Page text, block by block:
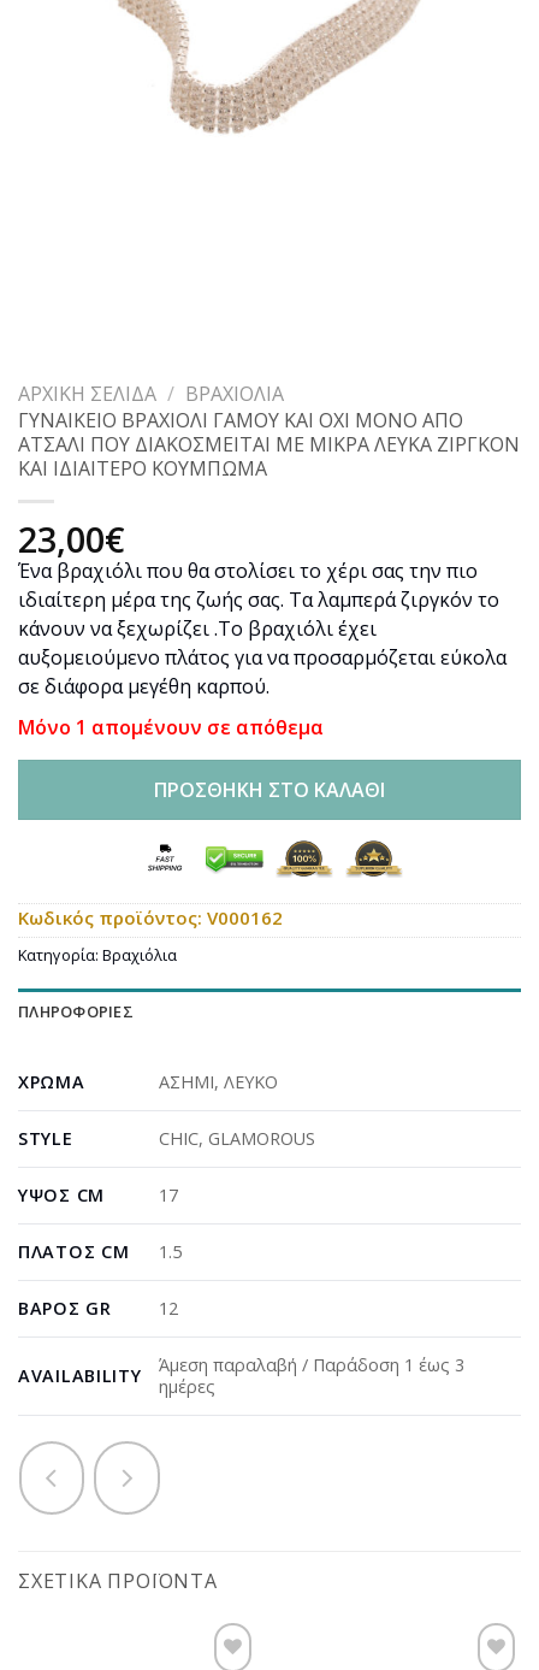
ΑΡΧΙΚΉ ΣΕΛΊΔΑ / ΒΡΑΧΙΌΛΙΑ
ΓΥΝΑΙΚΕΙΟ ΒΡΑΧΙΟΛΙ ΓΑΜΟΥ ΚΑΙ ΟΧΙ ΜΟΝΟ ΑΠΟ
ΑΤΣΑΛΙ ΠΟΥ ΔΙΑΚΟΣΜΕΙΤΑΙ ΜΕ ΜΙΚΡΑ ΛΕΥΚΑ ΖΙΡΓΚΟΝ
ΚΑΙ ΙΔΙΑΙΤΕΡΟ ΚΟΥΜΠΩΜΑ
23,00€
Ένα βραχιόλι που θα στολίσει το χέρι σας την πιο
ιδιαίτερη μέρα της ζωής σας. Τα λαμπερά ζιργκόν το
κάνουν να ξεχωρίζει .Το βραχιόλι έχει
αυξομειούμενο πλάτος για να προσαρμόζεται εύκολα
σε διάφορα μεγέθη καρπού.
Μόνο 1 απομένουν σε απόθεμα
ΠΡΟΣΘΉΚΗ ΣΤΟ ΚΑΛΆΘΙ
Κωδικός προϊόντος: V000162
Κατηγορία: Βραχιόλια
ΠΛΗΡΟΦΟΡΊΕΣ
ΧΡΏΜΑ ΑΣΗΜΙ,ΛΕΥΚΟ
STYLE CHIC, GLAMOROUS
ΎΨΟΣ CM 17
ΠΛΆΤΟΣ CM 1.5
ΒΆΡΟΣ GR 12
AVAILABILITY
Άμεση παραλαβή / Παράδοση 1 έως 3
ημέρες
ΣΧΕΤΙΚΆ ΠΡΟΪΌΝΤΑ